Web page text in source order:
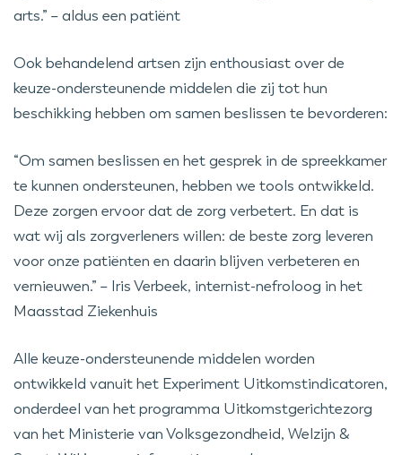
arts.” – aldus een patiënt
Ook behandelend artsen zijn enthousiast over de
keuze-ondersteunende middelen die zij tot hun
beschikking hebben om samen beslissen te bevorderen:
“Om samen beslissen en het gesprek in de spreekkamer
te kunnen ondersteunen, hebben we tools ontwikkeld.
Deze zorgen ervoor dat de zorg verbetert. En dat is
wat wij als zorgverleners willen: de beste zorg leveren
voor onze patiënten en daarin blijven verbeteren en
vernieuwen.” – Iris Verbeek, internist-nefroloog in het
Maasstad Ziekenhuis
Alle keuze-ondersteunende middelen worden
ontwikkeld vanuit het Experiment Uitkomstindicatoren,
onderdeel van het programma Uitkomstgerichtezorg
van het Ministerie van Volksgezondheid, Welzijn &